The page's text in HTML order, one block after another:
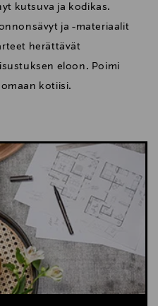
kutsuva ja kodikas.
ja -materiaalit
herättävät
eloon. Poimi
kotiisi.